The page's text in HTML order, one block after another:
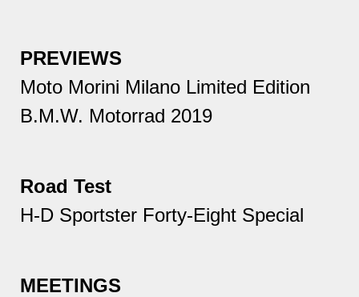
PREVIEWS
Moto Morini Milano Limited Edition
B.M.W. Motorrad 2019
Road Test
H-D Sportster Forty-Eight Special
MEETINGS